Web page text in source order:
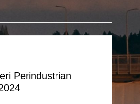
Perindustrian